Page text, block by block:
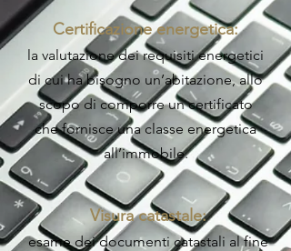
Certificazione energetica:
la valutazione dei requisiti energetici
di cui ha bisogno un’abitazione, allo
scopo di comporre un certificato
che fornisce una classe energetica
all’immobile.
Visura catastale:
esame dei documenti catastali al fine